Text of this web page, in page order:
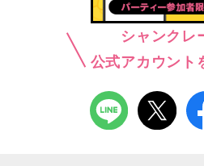
シャンクレ
公式アカウント